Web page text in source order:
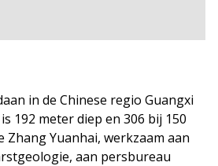
in de Chinese regio Guangxi
192 meter diep en 306 bij 150
Yuanhai, werkzaam aan
aan persbureau